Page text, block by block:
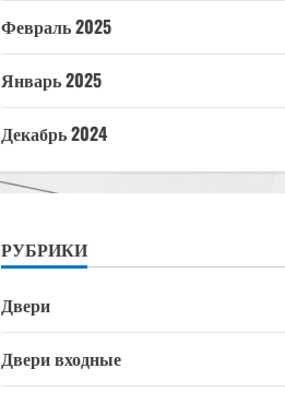
Февраль 2025
Январь 2025
Декабрь 2024
РУБРИКИ
Двери
Двери входные